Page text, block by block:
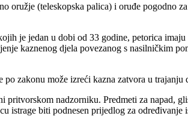
(teleskopska palica) i oruđe pogodno
je jedan u dobi od 33 godine, petorica
kaznenog djela povezanog s nasilničkim
zakonu može izreći kazna zatvora u
nadzorniku. Predmeti za napad,
istrage biti podnesen prijedlog za određivanje